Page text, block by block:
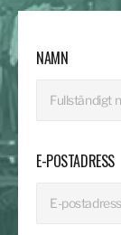
NAMN
E-POSTADRESS